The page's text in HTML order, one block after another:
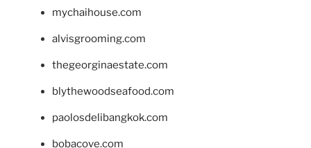
mychaihouse.com
alvisgrooming.com
thegeorginaestate.com
blythewoodseafood.com
paolosdelibangkok.com
bobacove.com